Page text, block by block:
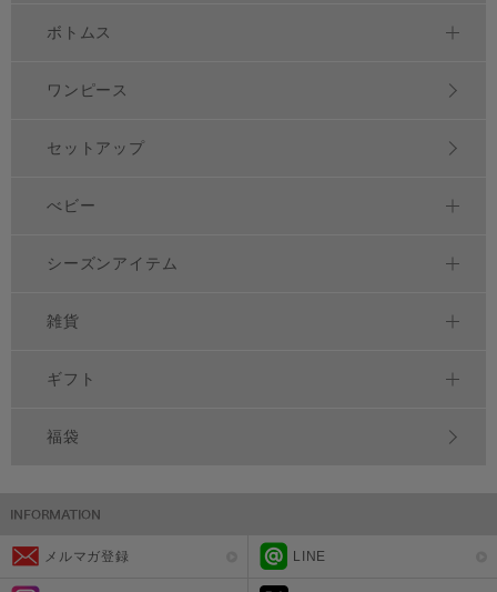
ボトムス
ワンピース
セットアップ
べビー
シーズンアイテム
雑貨
ギフト
福袋
メルマガ登録 LINE